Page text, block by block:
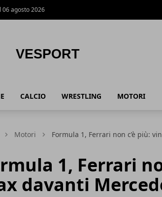
06 agosto 2026
CALCIO WRESTLING MOTORI
Motori Formula 1, Ferrari non c’è più:
1, Ferrari
davanti